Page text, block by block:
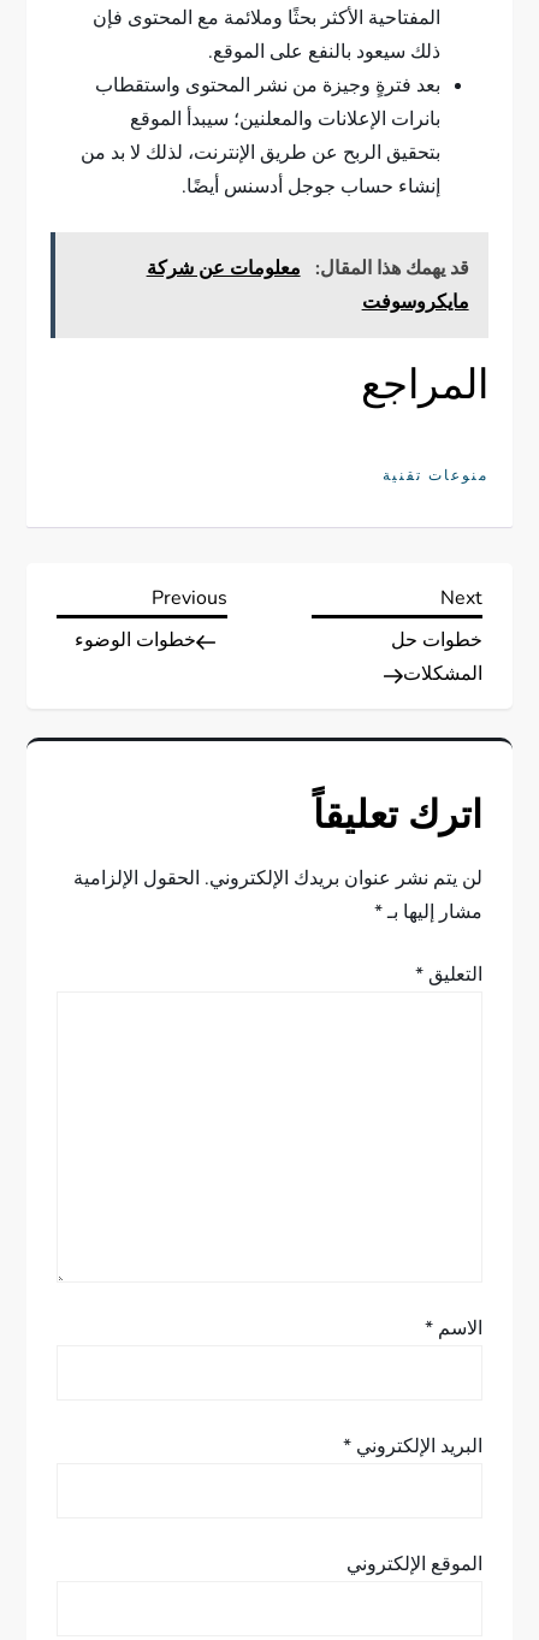
المفتاحية الأكثر بحثًا وملائمة مع المحتوى فإن
ذلك سيعود بالنفع على الموقع.
بعد فترةٍ وجيزة من نشر المحتوى واستقطاب
بانرات الإعلانات والمعلنين؛ سيبدأ الموقع
بتحقيق الربح عن طريق الإنترنت، لذلك لا بد من
إنشاء حساب جوجل أدسنس أيضًا.
قد يهمك هذا المقال:
معلومات عن شركة
مايكروسوفت
المراجع
منوعات تقنية
ت
ص
ا
ل
Previous
Post
Previous
خطوات الوضوء
Next
Post
Next
خطوات حل
المشكلات
اترك تعليقاً
لن يتم نشر عنوان بريدك الإلكتروني. الحقول الإلزامية
مشار إليها بـ*
التعليق*
الاسم*
البريد الإلكتروني*
الموقع الإلكتروني